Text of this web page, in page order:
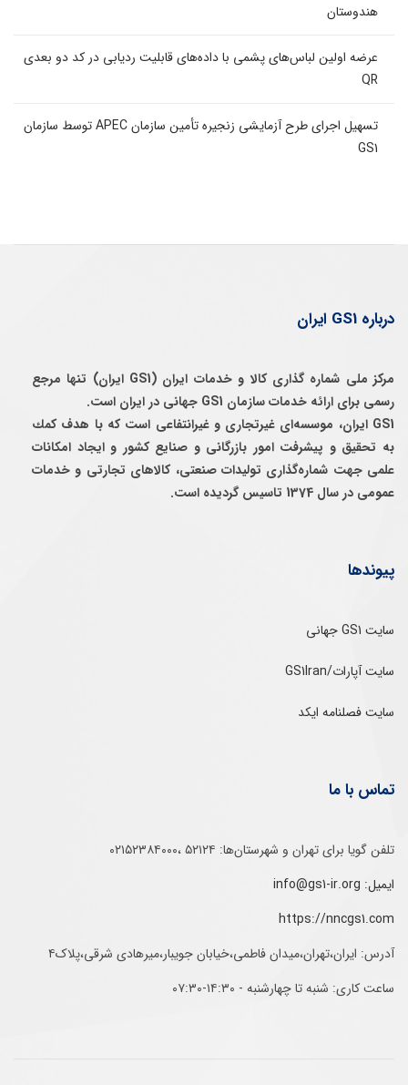
هندوستان
عرضه اولین لباس‌های پشمی با داده‌های قابلیت ردیابی در کد دو بعدی
QR
تسهیل اجرای طرح آزمایشی زنجیره تأمین سازمان APEC توسط سازمان
GS1
درباره GS1 ایران
مرکز ملی شماره گذاری کالا و خدمات ایران (GS1 ایران) تنها مرجع
رسمی برای ارائه خدمات سازمان GS1 جهانی در ایران است.
GS1 ایران، موسسه‌ای غيرتجاری و غيرانتفاعی است كه با هدف كمك
به تحقيق و پيشرفت امور بازرگانی و صنايع كشور و ايجاد امكانات
علمی جهت شماره‌گذاری توليدات صنعتی، كالاهای تجارتی و خدمات
عمومی در سال 1374 تاسيس گرديده است.
پیوندها
سایت GS1 جهانی
سایت آپارات/GS1Iran
سایت فصلنامه ایکد
تماس با ما
تلفن‌ گویا برای‌ تهران‌‌ و‌ شهرستان‌ها:‌ ۵۲۱۲۴ ،۰۲۱۵۲۳۸۴۰۰۰
ایمیل: info@gs1-ir.org
https://nncgs1.com
آدرس: ایران،تهران،میدان فاطمی،خیابان جویبار،میرهادی شرقی،پلاک۴
ساعت کاری: شنبه تا چهارشنبه - ۱۴:۳۰-۰۷:۳۰